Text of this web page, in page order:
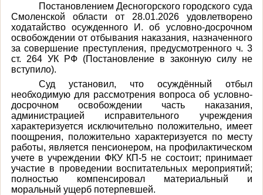
Постановлением Десногорского городского суда
Смоленской области от 28.01.2026 удовлетворено
ходатайство осужденного И. об условно-досрочном
освобождении от отбывания наказания, назначенного
за совершение преступления, предусмотренного ч. 3
ст. 264 УК РФ (Постановление в законную силу не
вступило).
Суд установил, что осуждённый отбыл
необходимую для рассмотрения вопроса об условно-
досрочном освобождении часть наказания,
администрацией исправительного учреждения
характеризуется исключительно положительно, имеет
поощрения, положительно характеризуется по месту
работы, является пенсионером, на профилактическом
учете в учреждении ФКУ КП-5 не состоит; принимает
участие в проведении воспитательных мероприятий;
полностью компенсировал материальный и
моральный ущерб потерпевшей.